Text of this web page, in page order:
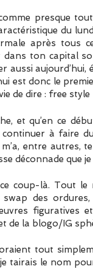
presque
du
après tous
ton capital
aussi
est donc le
de dire : free style
et qu’en ce
à faire
entre autres,
déconnade que
coup-là. Tout
des
figuratives
de la blogo/IG
tout
tairais le nom